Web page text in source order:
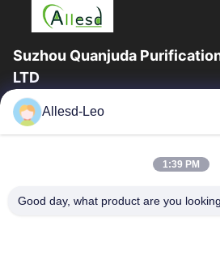
Suzhou Quanjuda
LTD
16years ervaring, als belangrijke
ESD & Cleanroom producten, bieden
Huis
Allesd-Leo
1:39 PM
Good day, what product are you